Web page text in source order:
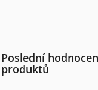
Poslední
produktů